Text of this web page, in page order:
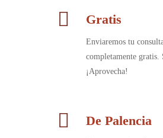
Gratis
Enviaremos tu
completamente gratis.
¡Aprovecha!
De Palencia